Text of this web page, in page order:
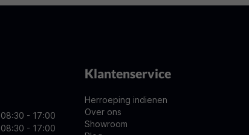
08:30 - 17:00
08:30 - 17:00
Klantenservice
Herroeping indienen
Over ons
Showroom